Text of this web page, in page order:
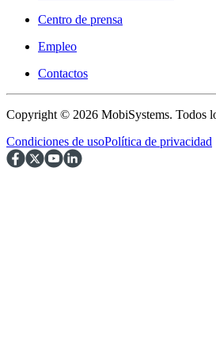
Centro de prensa
Empleo
Contactos
Copyright © 2026 MobiSystems. Todos
Condiciones de usoPolítica de privacidad